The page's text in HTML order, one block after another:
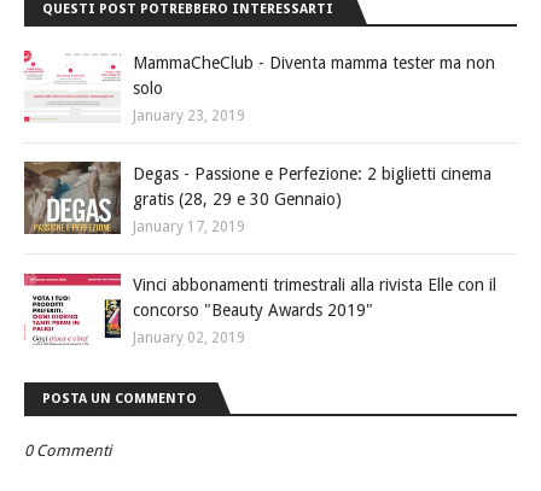
QUESTI POST POTREBBERO INTERESSARTI
MammaCheClub - Diventa mamma tester ma non
solo
January 23, 2019
Degas - Passione e Perfezione: 2 biglietti cinema
gratis (28, 29 e 30 Gennaio)
January 17, 2019
Vinci abbonamenti trimestrali alla rivista Elle con il
concorso "Beauty Awards 2019"
January 02, 2019
POSTA UN COMMENTO
0 Commenti